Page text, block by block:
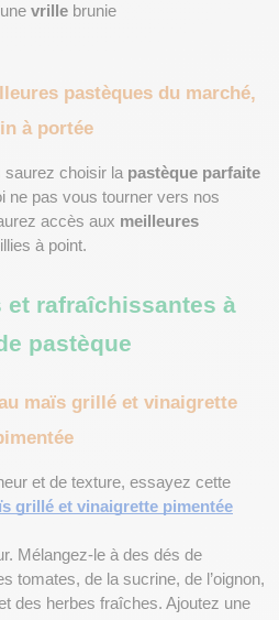
vrille brunie
pastèques du marché,
à portée
saurez choisir la pastèque parfaite
ne pas vous tourner vers nos
accès aux meilleures
à point.
et rafraîchissantes à
pastèque
maïs grillé et vinaigrette
grillé et vinaigrette pimentée
Mélangez-le à des dés de
tomates, de la sucrine, de l’oignon,
des herbes fraîches. Ajoutez une